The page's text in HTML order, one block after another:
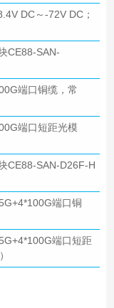
DC～-72V DC；
CE88-SAN-
端口铜缆，常
端口短距光模
CE88-SAN-D26F-H
端口铜
端口短距